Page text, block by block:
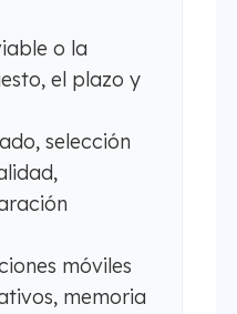
o la
el plazo y
selección
móviles
memoria